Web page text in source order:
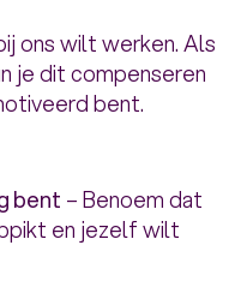
ons wilt werken. Als
je dit compenseren
bent.
bent – Benoem dat
en jezelf wilt